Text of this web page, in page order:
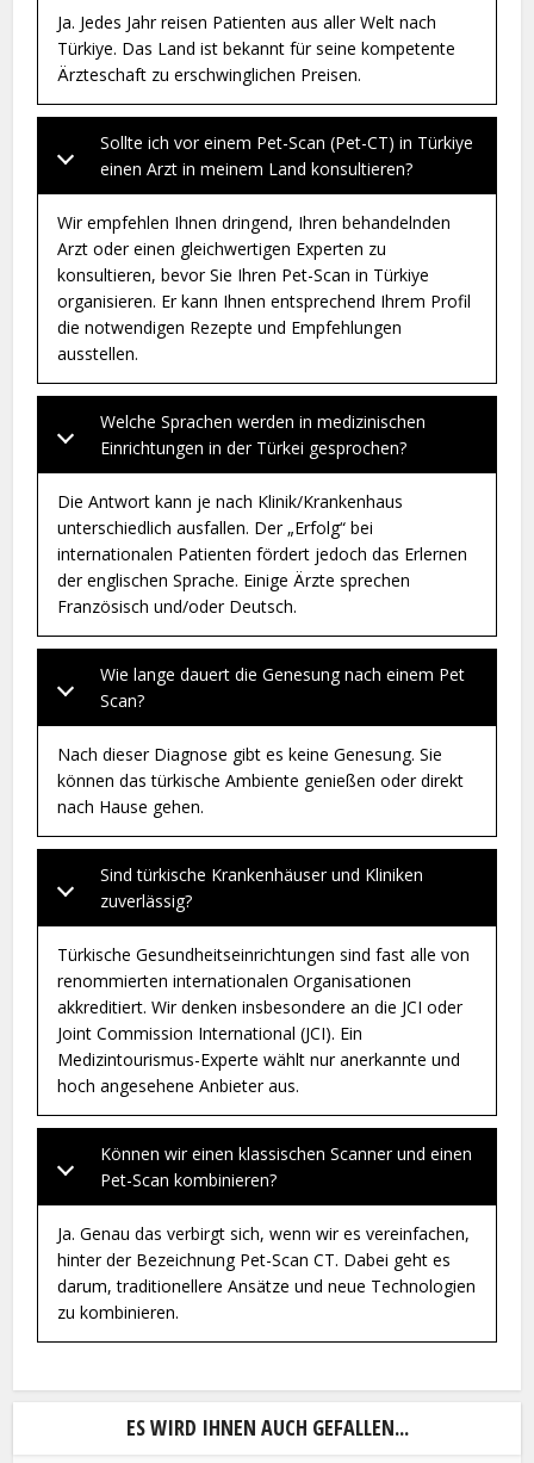
Ja. Jedes Jahr reisen Patienten aus aller Welt nach
Türkiye. Das Land ist bekannt für seine kompetente
Ärzteschaft zu erschwinglichen Preisen.
Sollte ich vor einem Pet-Scan (Pet-CT) in Türkiye
einen Arzt in meinem Land konsultieren?
Wir empfehlen Ihnen dringend, Ihren behandelnden
Arzt oder einen gleichwertigen Experten zu
konsultieren, bevor Sie Ihren Pet-Scan in Türkiye
organisieren. Er kann Ihnen entsprechend Ihrem Profil
die notwendigen Rezepte und Empfehlungen
ausstellen.
Welche Sprachen werden in medizinischen
Einrichtungen in der Türkei gesprochen?
Die Antwort kann je nach Klinik/Krankenhaus
unterschiedlich ausfallen. Der „Erfolg“ bei
internationalen Patienten fördert jedoch das Erlernen
der englischen Sprache. Einige Ärzte sprechen
Französisch und/oder Deutsch.
Wie lange dauert die Genesung nach einem Pet
Scan?
Nach dieser Diagnose gibt es keine Genesung. Sie
können das türkische Ambiente genießen oder direkt
nach Hause gehen.
Sind türkische Krankenhäuser und Kliniken
zuverlässig?
Türkische Gesundheitseinrichtungen sind fast alle von
renommierten internationalen Organisationen
akkreditiert. Wir denken insbesondere an die JCI oder
Joint Commission International (JCI). Ein
Medizintourismus-Experte wählt nur anerkannte und
hoch angesehene Anbieter aus.
Können wir einen klassischen Scanner und einen
Pet-Scan kombinieren?
Ja. Genau das verbirgt sich, wenn wir es vereinfachen,
hinter der Bezeichnung Pet-Scan CT. Dabei geht es
darum, traditionellere Ansätze und neue Technologien
zu kombinieren.
ES WIRD IHNEN AUCH GEFALLEN...